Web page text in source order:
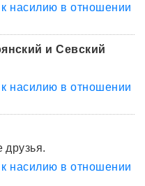
насилию в отношении
и Севский
насилию в отношении
насилию в отношении